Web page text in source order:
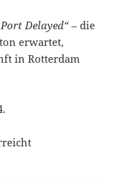
Delayed“– die
erwartet,
in Rotterdam